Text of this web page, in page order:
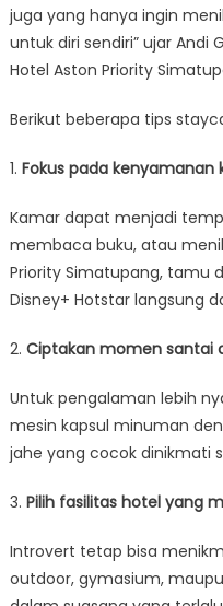
juga yang hanya ingin
untuk diri sendiri” ujar Andi
Hotel Aston Priority
Berikut beberapa tips
1. Fokus pada
Kamar dapat menjadi
membaca buku, atau
Priority Simatupang, tamu
Disney+ Hotstar langsung
2. Ciptakan momen santai
Untuk pengalaman lebih
mesin kapsul minuman
jahe yang cocok dinikmati
3. Pilih fasilitas hotel yang
Introvert tetap bisa
outdoor, gymasium,